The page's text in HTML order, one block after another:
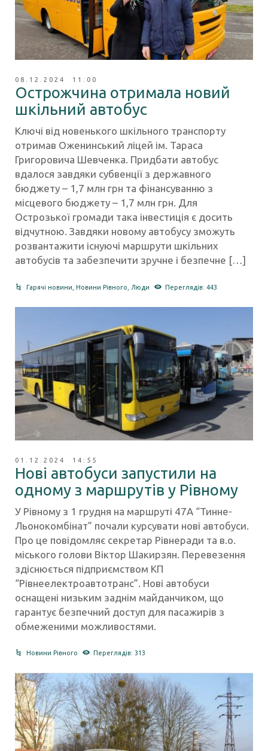
08.12.2024 11:00
Острожчина отримала новий
шкільний автобус
Ключі від новенького шкільного транспорту
отримав Оженинський ліцей ім. Тараса
Григоровича Шевченка. Придбати автобус
вдалося завдяки субвенції з державного
бюджету – 1,7 млн грн та фінансуванню з
місцевого бюджету – 1,7 млн грн. Для
Острозької громади така інвестиція є досить
відчутною. Завдяки новому автобусу зможуть
розвантажити існуючі маршрути шкільних
автобусів та забезпечити зручне і безпечне […]
Гарячі новини ,Новини Рівного Люди Переглядів: 443
01.12.2024 14:55
Нові автобуси запустили на
одному з маршрутів у Рівному
У Рівному з 1 грудня на маршруті 47А “Тинне-
Льонокомбінат” почали курсувати нові автобуси.
Про це повідомляє секретар Рівнеради та в.о.
міського голови Віктор Шакирзян. Перевезення
здіснюється підприємством КП
“Рівнеелектроавтотранс”. Нові автобуси
оснащені низьким заднім майданчиком, що
гарантує безпечний доступ для пасажирів з
обмеженими можливостями.
Новини Рівного Переглядів: 313